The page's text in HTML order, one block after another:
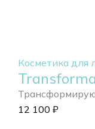
Косметика для
12 100 ₽